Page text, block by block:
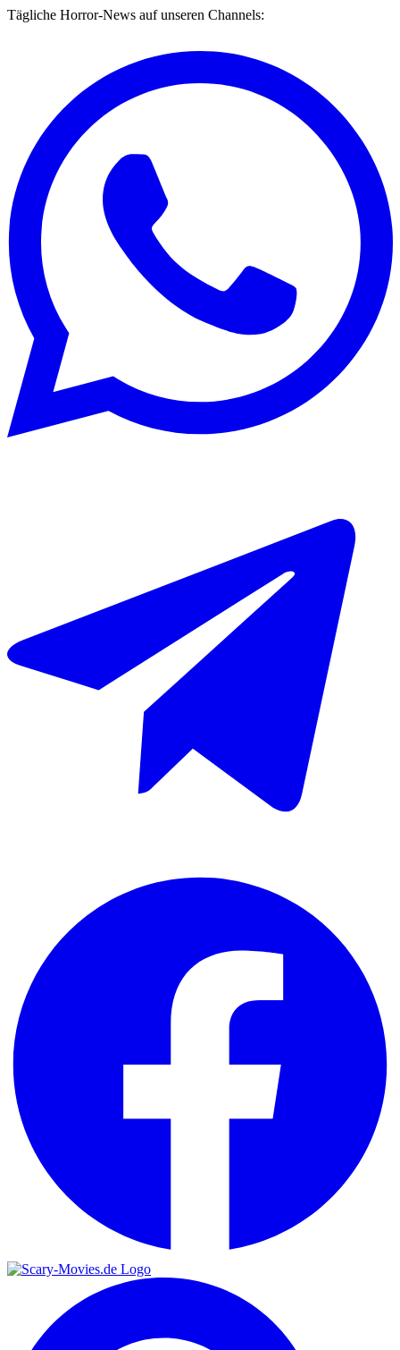
Tägliche Horror-News auf unseren Channels: